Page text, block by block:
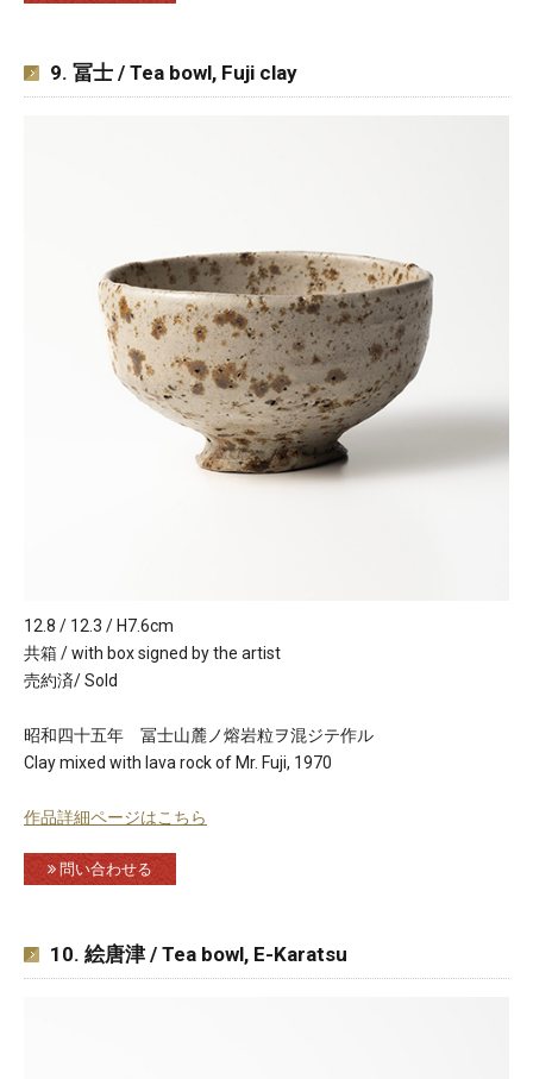
9. 冨士 / Tea bowl, Fuji clay
12.8 / 12.3 / H7.6cm
共箱 / with box signed by the artist
売約済/ Sold
昭和四十五年 冨士山麓ノ熔岩粒ヲ混ジテ作ル
Clay mixed with lava rock of Mr. Fuji, 1970
作品詳細ページはこちら
問い合わせる
10. 絵唐津 / Tea bowl, E-Karatsu